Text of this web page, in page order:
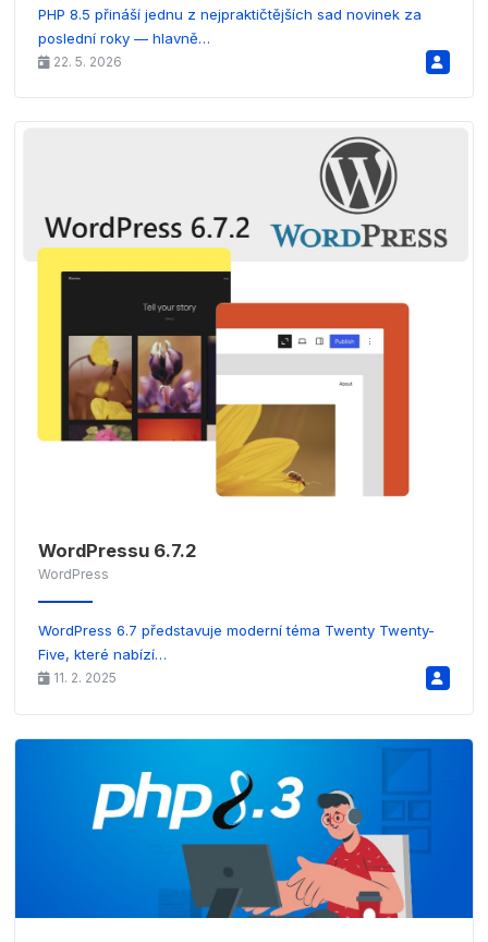
PHP 8.5 přináší jednu z nejpraktičtějších sad novinek za
poslední roky — hlavně…
22. 5. 2026
WordPressu 6.7.2
WordPress
WordPress 6.7 představuje moderní téma Twenty Twenty-
Five, které nabízí…
11. 2. 2025